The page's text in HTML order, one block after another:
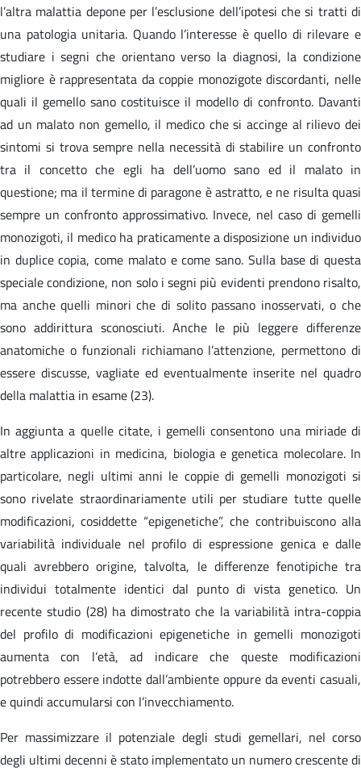
l’altra malattia depone per l’esclusione dell’ipotesi che si tratti di
una patologia unitaria. Quando l’interesse è quello di rilevare e
studiare i segni che orientano verso la diagnosi, la condizione
migliore è rappresentata da coppie monozigote discordanti, nelle
quali il gemello sano costituisce il modello di confronto. Davanti
ad un malato non gemello, il medico che si accinge al rilievo dei
sintomi si trova sempre nella necessità di stabilire un confronto
tra il concetto che egli ha dell’uomo sano ed il malato in
questione; ma il termine di paragone è astratto, e ne risulta quasi
sempre un confronto approssimativo. Invece, nel caso di gemelli
monozigoti, il medico ha praticamente a disposizione un individuo
in duplice copia, come malato e come sano. Sulla base di questa
speciale condizione, non solo i segni più evidenti prendono risalto,
ma anche quelli minori che di solito passano inosservati, o che
sono addirittura sconosciuti. Anche le più leggere differenze
anatomiche o funzionali richiamano l’attenzione, permettono di
essere discusse, vagliate ed eventualmente inserite nel quadro
della malattia in esame (23).
In aggiunta a quelle citate, i gemelli consentono una miriade di
altre applicazioni in medicina, biologia e genetica molecolare. In
particolare, negli ultimi anni le coppie di gemelli monozigoti si
sono rivelate straordinariamente utili per studiare tutte quelle
modificazioni, cosiddette “epigenetiche”, che contribuiscono alla
variabilità individuale nel profilo di espressione genica e dalle
quali avrebbero origine, talvolta, le differenze fenotipiche tra
individui totalmente identici dal punto di vista genetico. Un
recente studio (28) ha dimostrato che la variabilità intra-coppia
del profilo di modificazioni epigenetiche in gemelli monozigoti
aumenta con l’età, ad indicare che queste modificazioni
potrebbero essere indotte dall’ambiente oppure da eventi casuali,
e quindi accumularsi con l’invecchiamento.
Per massimizzare il potenziale degli studi gemellari, nel corso
degli ultimi decenni è stato implementato un numero crescente di